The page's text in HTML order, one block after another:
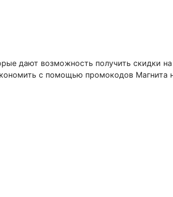
дают возможность получить скидки на
с помощью промокодов Магнита